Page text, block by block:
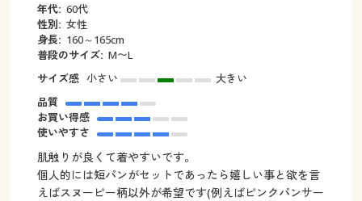
年代: 60代
性別: 女性
身長: 160～165cm
普段のサイズ: M〜L
サイズ感 小さい
大きい
品質
お買い得感
使いやすさ
肌触りが良くて着やすいです。
個人的には短パンがセットであったら嬉しい事と欲を言
えばスヌーピー柄以外が希望です(例えばピンクパンサー